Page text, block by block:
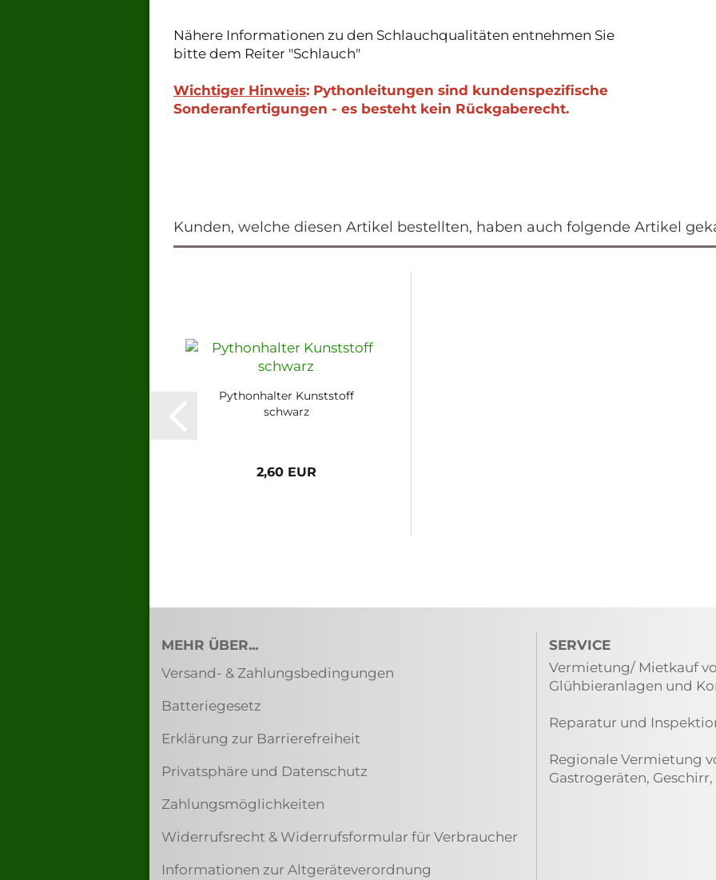
Nähere Informationen zu den Schlauchqualitäten entnehmen Sie
bitte dem Reiter "Schlauch"
Wichtiger Hinweis: Pythonleitungen sind kundenspezifische
Sonderanfertigungen - es besteht kein Rückgaberecht.
Kunden, welche diesen Artikel bestellten, haben auch folgende Artikel
Pythonhalter Kunststoff
schwarz
2,60 EUR
MEHR ÜBER...
Versand- & Zahlungsbedingungen
Batteriegesetz
Erklärung zur Barrierefreiheit
Privatsphäre und Datenschutz
Zahlungsmöglichkeiten
Widerrufsrecht & Widerrufsformular für Verbraucher
Informationen zur Altgeräteverordnung
SERVICE
Vermietung/ Mietkauf
Glühbieranlagen und
Reparatur und
Regionale Vermietung
Gastrogeräten,